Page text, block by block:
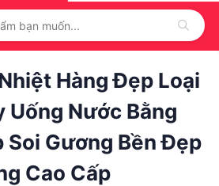
Hàng Đẹp Loại
Uống Nước Bằng
Soi Gương Bền Đẹp
Cao Cấp